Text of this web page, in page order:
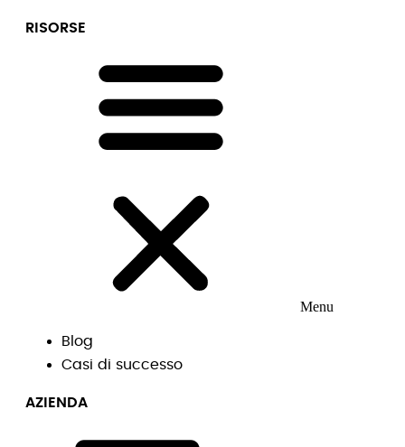
RISORSE
Menu
Blog
Casi di successo
AZIENDA